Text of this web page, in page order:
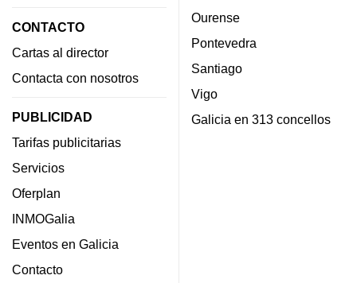
CONTACTO
Cartas al director
Contacta con nosotros
PUBLICIDAD
Tarifas publicitarias
Servicios
Oferplan
INMOGalia
Eventos en Galicia
Contacto
Ourense
Pontevedra
Santiago
Vigo
Galicia en 313 concellos